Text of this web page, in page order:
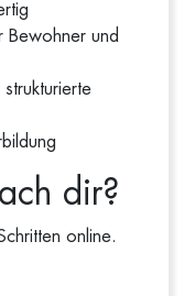
Bewohner und
dir?
online.